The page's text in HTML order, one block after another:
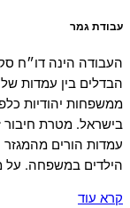
עבודת גמר
העבודה הינה דו״ח
הבדלים בין עמדות
ממשפחות יהודיות
בישראל. מטרת חיבור
עמדות הורים מהמגזר
הילדים במשפחה. על
קרא עוד